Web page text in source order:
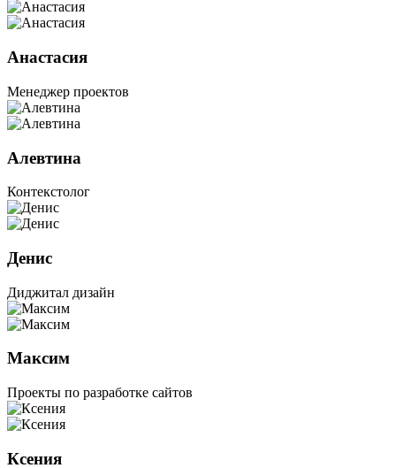
Анастасия
Менеджер проектов
Алевтина
Контекстолог
Денис
Диджитал дизайн
Максим
Проекты по разработке сайтов
Ксения